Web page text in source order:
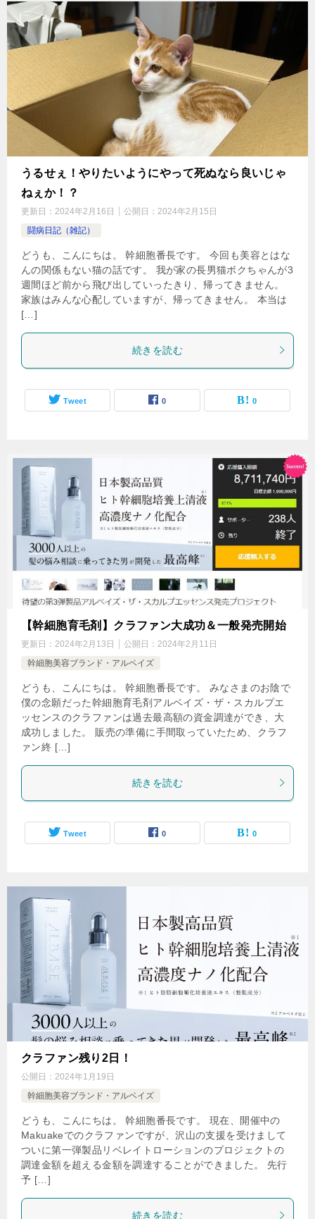
うるせぇ！やりたいようにやって死ぬなら良いじゃ
ねぇか！？
更新日： 2024年2月16日 公開日： 2024年2月15日
闘病日記（雑記）
どうも、こんにちは。 幹細胞番長です。 今回も美容とはな
んの関係もない猫の話です。 我が家の長男猫ボクちゃんが3
週間ほど前から飛び出していったきり、帰ってきません。
家族はみんな心配していますが、帰ってきません。 本当は
[…]
続きを読む
Tweet 0 0
【幹細胞育毛剤】クラファン大成功＆一般発売開始
更新日： 2024年2月13日 公開日： 2024年2月11日
幹細胞美容ブランド・アルベイズ
どうも、こんにちは。 幹細胞番長です。 みなさまのお陰で
僕の念願だった幹細胞育毛剤アルベイズ・ザ・スカルプエ
ッセンスのクラファンは過去最高額の資金調達ができ、大
成功しました。 販売の準備に手間取っていたため、クラフ
ァン終 […]
続きを読む
Tweet 0 0
クラファン残り2日！
公開日： 2024年1月19日
幹細胞美容ブランド・アルベイズ
どうも、こんにちは。 幹細胞番長です。 現在、開催中の
Makuakeでのクラファンですが、沢山の支援を受けまして
ついに第一弾製品リベレイトローションのプロジェクトの
調達金額を超える金額を調達することができました。 先行
予 […]
続きを読む